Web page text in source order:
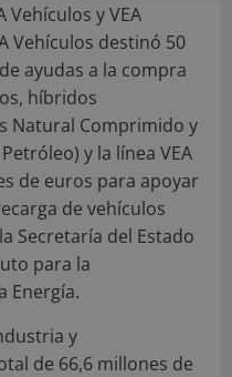
Vehículos y VEA
Vehículos destinó 50
ayudas a la compra
híbridos
Natural Comprimido y
y la línea VEA
de euros para apoyar
de vehículos
Secretaría del Estado
para la
Energía.
y
de 66,6 millones de